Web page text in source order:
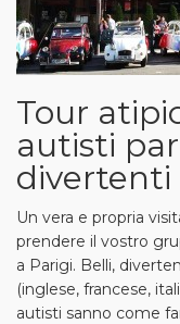
Tour
autisti
Un vera e propria
prendere il vostro
a Parigi. Belli,
(inglese, francese,
autisti sanno come